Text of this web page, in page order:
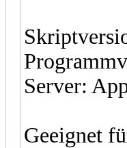
Server:
Geeignet